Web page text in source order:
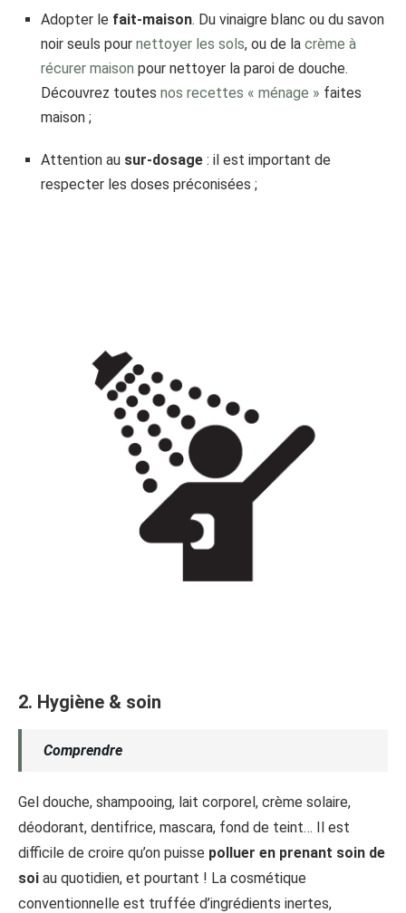
Adopter le fait-maison. Du vinaigre blanc ou du savon
noir seuls pour nettoyer les sols, ou de la crème à
récurer maison pour nettoyer la paroi de douche.
Découvrez toutes nos recettes « ménage » faites
maison ;
Attention au sur-dosage : il est important de
respecter les doses préconisées ;
2. Hygiène & soin
Comprendre
Gel douche, shampooing, lait corporel, crème solaire,
déodorant, dentifrice, mascara, fond de teint… Il est
difficile de croire qu’on puisse polluer en prenant soin de
soi au quotidien, et pourtant ! La cosmétique
conventionnelle est truffée d’ingrédients inertes,